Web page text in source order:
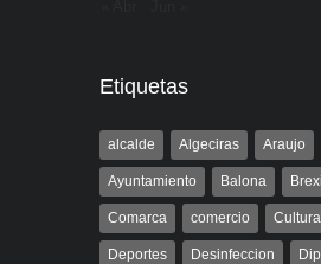
Etiquetas
alcalde Algeciras Araujo
Ayuntamiento Balona
Comarca comercio Cultura
Deportes Desinfeccion